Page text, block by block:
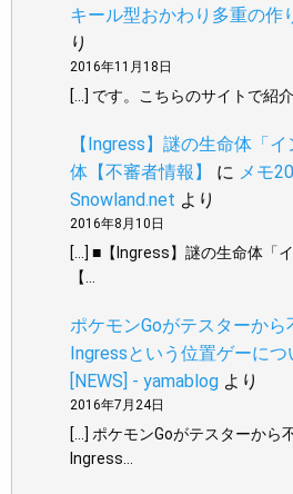
キール型おかわり多重の作
り
2016年11月18日
[…] です。こちらのサイトで紹
【Ingress】謎の生命体「
体【不審者情報】
に メモ
Snowland.net より
2016年8月10日
[…] ■【Ingress】謎の生命体「
【…
ポケモンGoがテスターから
Ingressという位置ゲーにつ
[NEWS] - yamablog より
2016年7月24日
[…] ポケモンGoがテスターから
Ingress…